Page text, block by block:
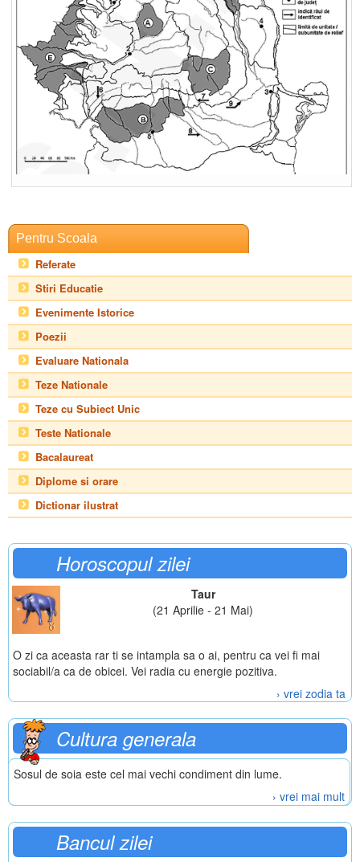
Pentru Scoala
Referate
Stiri Educatie
Evenimente Istorice
Poezii
Evaluare Nationala
Teze Nationale
Teze cu Subiect Unic
Teste Nationale
Bacalaureat
Diplome si orare
Dictionar ilustrat
Horoscopul zilei
Taur
(21 Aprilie - 21 Mai)
O zi ca aceasta rar ti se intampla sa o ai, pentru ca vei fi mai
sociabil/a ca de obicei. Vei radia cu energie pozitiva.
› vrei zodia ta
Cultura generala
Sosul de soia este cel mai vechi condiment din lume.
› vrei mai mult
Bancul zilei